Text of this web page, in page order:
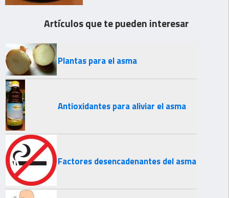
Artículos que te pueden interesar
Plantas para el asma
Antioxidantes para aliviar el asma
Factores desencadenantes del asma